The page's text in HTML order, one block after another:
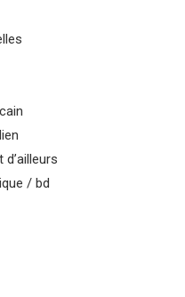
d’ailleurs
/ bd